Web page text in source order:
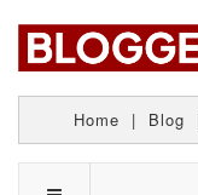
Home | Blog